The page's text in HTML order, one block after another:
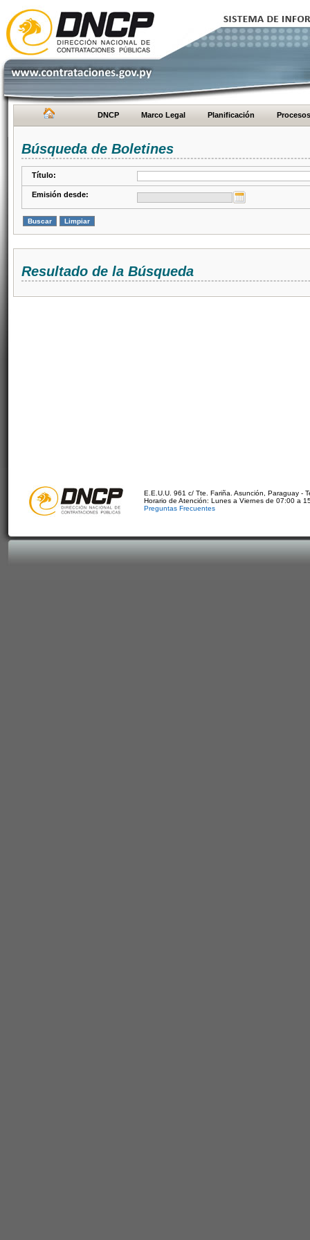
DNCP Marco Legal Planificación Procesos
Búsqueda de Boletines
Título:
Emisión desde:
Resultado de la Búsqueda
E.E.U.U. 961 c/ Tte. Fariña. Asunción, Paraguay -
Horario de Atención: Lunes a Viernes de 07:00 a
Preguntas Frecuentes